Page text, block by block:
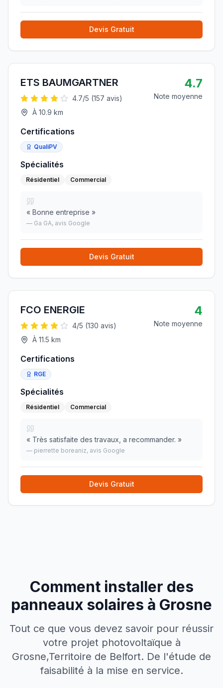
Devis Gratuit
ETS BAUMGARTNER
4.7/5 (157 avis)
À 10.9 km
4.7
Note moyenne
Certifications
QualiPV
Spécialités
Résidentiel Commercial
« Bonne entreprise »
— Ga GA, avis Google
Devis Gratuit
FCO ENERGIE
4/5 (130 avis)
À 11.5 km
4
Note moyenne
Certifications
RGE
Spécialités
Résidentiel Commercial
« Très satisfaite des travaux, a recommander. »
— pierrette boreaniz, avis Google
Devis Gratuit
Comment installer des
panneaux solaires à Grosne
Tout ce que vous devez savoir pour réussir
votre projet photovoltaïque à
Grosne,Territoire de Belfort. De l'étude de
faisabilité à la mise en service.